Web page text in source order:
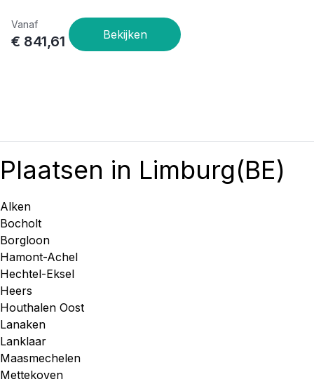
Vanaf
€ 841,61
Plaatsen in Limburg(BE)
Alken
Bocholt
Borgloon
Hamont-Achel
Hechtel-Eksel
Heers
Houthalen Oost
Lanaken
Lanklaar
Maasmechelen
Mettekoven